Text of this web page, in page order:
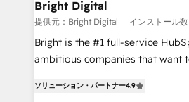
Award 🏆2020 Elite Solutions
Integrations HubSpot Impact
Marketing Enablement HubSpot
2018 Website Design HubSpot
Growth-Driven Design Agency of
Bright Digital
提供元：Bright Digital インストール
Bright is the #1 full-service
ambitious companies that want
developing a new website to
ソリューション・パートナー4.9